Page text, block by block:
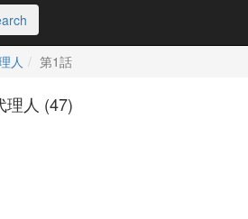
人 第1話
理人 (47)